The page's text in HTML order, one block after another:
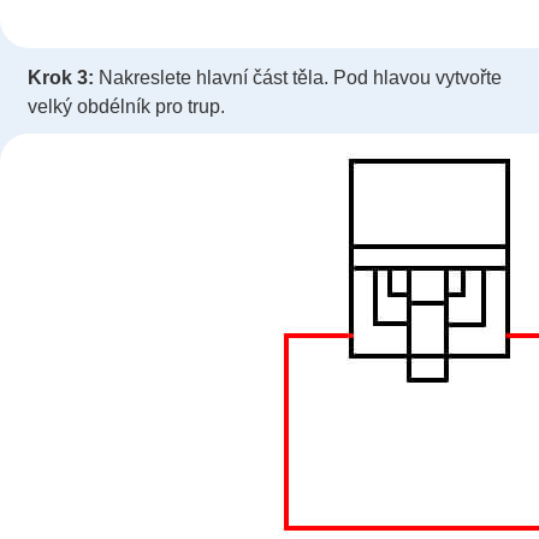
Krok 3: Nakreslete hlavní část těla. Pod hlavou vytvořte
velký obdélník pro trup.